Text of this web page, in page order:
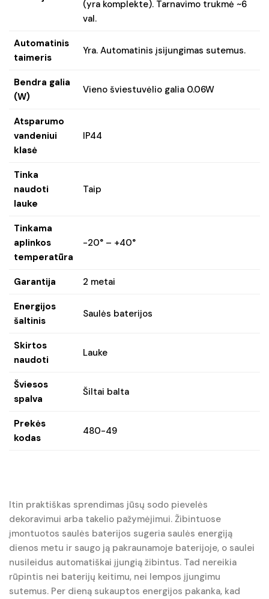
(yra komplekte). Tarnavimo trukmė ~6
val.
Automatinis
taimeris
Yra. Automatinis įsijungimas sutemus.
Bendra galia
(W)
Vieno šviestuvėlio galia 0.06W
Atsparumo
vandeniui
klasė
IP44
Tinka
naudoti
lauke
Taip
Tinkama
aplinkos
temperatūra
-20° – +40°
Garantija 2 metai
Energijos
šaltinis
Saulės baterijos
Skirtos
naudoti
Lauke
Šviesos
spalva
Šiltai balta
Prekės
kodas
480-49
Itin praktiškas sprendimas jūsų sodo pievelės
dekoravimui arba takelio pažymėjimui. Žibintuose
įmontuotos saulės baterijos sugeria saulės energiją
dienos metu ir saugo ją pakraunamoje baterijoje, o saulei
nusileidus automatiškai įjungią žibintus. Tad nereikia
rūpintis nei baterijų keitimu, nei lempos įjungimu
sutemus. Per dieną sukauptos energijos pakanka, kad